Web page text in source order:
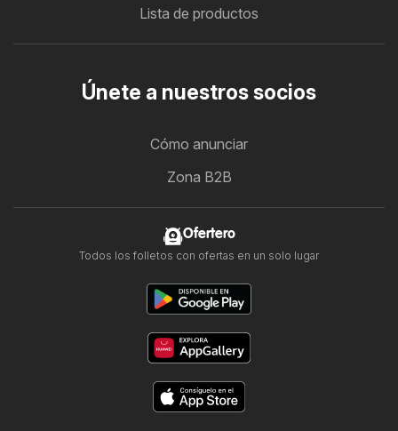
Lista de productos
Únete a nuestros socios
Cómo anunciar
Zona B2B
Ofertero
Todos los folletos con ofertas en un solo lugar